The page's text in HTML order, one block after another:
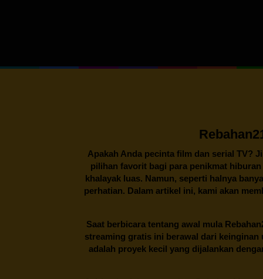
Apakah Anda pecinta film dan serial TV?
pilihan favorit bagi para penikmat
khalayak luas. Namun, seperti halnya
perhatian. Dalam artikel ini, kami akan
Saat berbicara tentang awal mula
streaming gratis ini berawal dari keinginan
adalah proyek kecil yang dijalankan